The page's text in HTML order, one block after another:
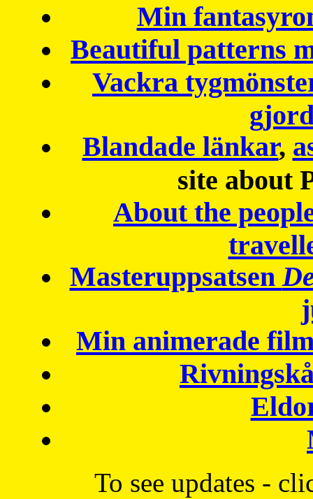
Min
Beautiful patterns
Vackra
Blandade länkar,
site about
About the
Masteruppsatsen
Min animerade
To see updates -